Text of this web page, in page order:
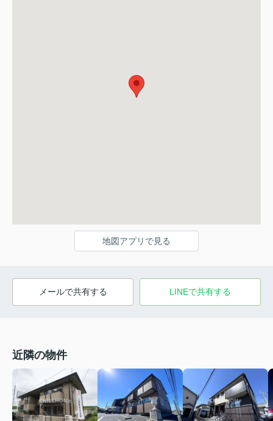
地図アプリで見る
メールで共有する LINEで共有する
近隣の物件